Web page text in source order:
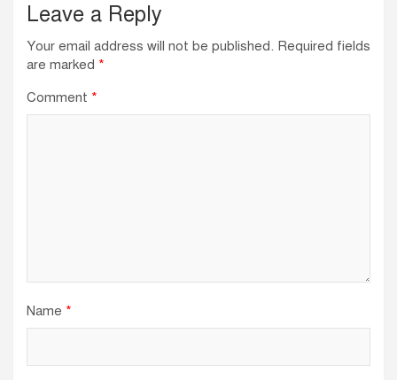
Leave a Reply
Your email address will not be published. Required fields
are marked *
Comment *
Name *